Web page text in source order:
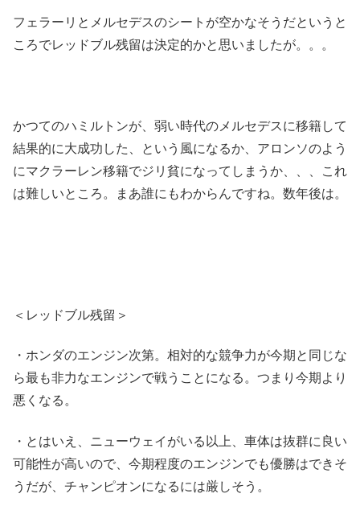
フェラーリとメルセデスのシートが空かなそうだというと
ころでレッドブル残留は決定的かと思いましたが。。。
かつてのハミルトンが、弱い時代のメルセデスに移籍して
結果的に大成功した、という風になるか、アロンソのよう
にマクラーレン移籍でジリ貧になってしまうか、、、これ
は難しいところ。まあ誰にもわからんですね。数年後は。
＜レッドブル残留＞
・ホンダのエンジン次第。相対的な競争力が今期と同じな
ら最も非力なエンジンで戦うことになる。つまり今期より
悪くなる。
・とはいえ、ニューウェイがいる以上、車体は抜群に良い
可能性が高いので、今期程度のエンジンでも優勝はできそ
うだが、チャンピオンになるには厳しそう。